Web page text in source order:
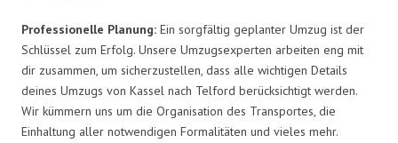
Professionelle Planung: Ein sorgfältig geplanter Umzug ist der
Schlüssel zum Erfolg. Unsere Umzugsexperten arbeiten eng mit
dir zusammen, um sicherzustellen, dass alle wichtigen Details
deines Umzugs von Kassel nach Telford berücksichtigt werden.
Wir kümmern uns um die Organisation des Transportes, die
Einhaltung aller notwendigen Formalitäten und vieles mehr.